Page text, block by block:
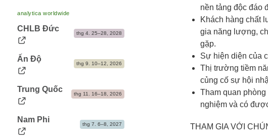
Chỗ ở
analytica worldwide
CHLB Đức
thg 4. 25–28, 2028
Ấn Độ
thg 9. 10–12, 2026
Trung Quốc
thg 11. 16–18, 2026
Nam Phi
thg 7. 6–8, 2027
nền tảng độc đáo
Khách hàng chất
gia năng lượng,
gặp.
Sự hiện diện của
Thị trường tiềm
củng cố sự hội
Tham quan
nghiệm và có
THAM GIA VỚI